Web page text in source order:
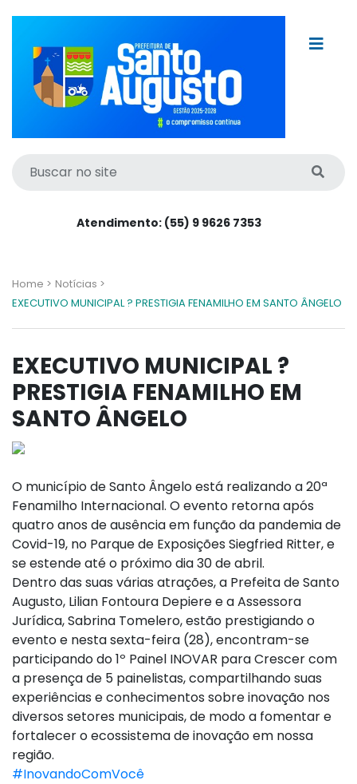
Atendimento: (55) 9 9626 7353
Home > Notícias >
EXECUTIVO MUNICIPAL ? PRESTIGIA FENAMILHO EM SANTO ÂNGELO
EXECUTIVO MUNICIPAL ?
PRESTIGIA FENAMILHO EM
SANTO ÂNGELO
O município de Santo Ângelo está realizando a 20ª
Fenamilho Internacional. O evento retorna após
quatro anos de ausência em função da pandemia de
Covid-19, no Parque de Exposições Siegfried Ritter, e
se estende até o próximo dia 30 de abril.
Dentro das suas várias atrações, a Prefeita de Santo
Augusto, Lilian Fontoura Depiere e a Assessora
Jurídica, Sabrina Tomelero, estão prestigiando o
evento e nesta sexta-feira (28), encontram-se
participando do 1º Painel INOVAR para Crescer com
a presença de 5 painelistas, compartilhando suas
experiências e conhecimentos sobre inovação nos
diversos setores municipais, de modo a fomentar e
fortalecer o ecossistema de inovação em nossa
região.
#InovandoComVocê